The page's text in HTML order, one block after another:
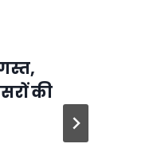
की